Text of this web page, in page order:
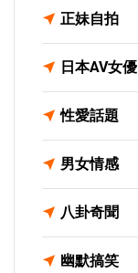
正妹自拍
日本AV女優
性愛話題
男女情感
八卦奇聞
幽默搞笑